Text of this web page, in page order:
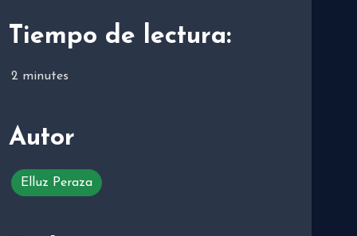
Tiempo de lectura:
2 minutes
Autor
Elluz Peraza